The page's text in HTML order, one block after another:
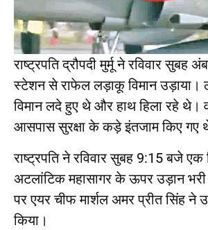
राष्ट्रपति द्रौपदी मुर्मू ने रविवार सुबह
स्टेशन से राफेल लड़ाकू विमान उड़ाया।
विमान लदे हुए थे और हाथ हिला रहे थे।
आसपास सुरक्षा के कड़े इंतजाम किए गए
राष्ट्रपति ने रविवार सुबह 9:15 बजे एक
अटलांटिक महासागर के ऊपर उड़ान
पर एयर चीफ मार्शल अमर प्रीत सिंह ने
किया।